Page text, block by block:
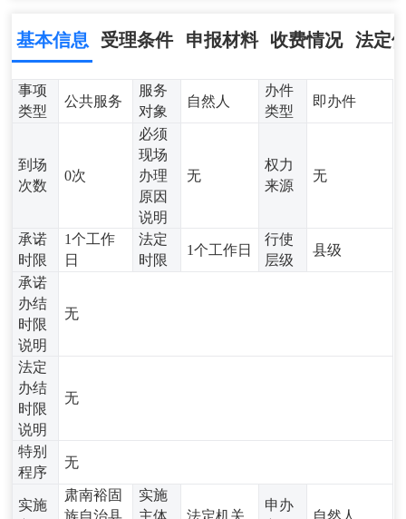
基本信息 受理条件 申报材料 收费情况 法定
事项
类型
公共服务
服务
对象
自然人
办件
类型
即办件
到场
次数
0次
必须
现场
办理
原因
说明
无
权力
来源
无
承诺
时限
1个工作
日
法定
时限
1个工作日
行使
层级
县级
承诺
办结
时限
说明
无
法定
办结
时限
说明
无
特别
程序
无
实施
肃南裕固
族自治县
实施
主体
法定机关
申办
自然人